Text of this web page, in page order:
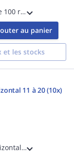
Carte vierge WMB de 100 repères au pas de 5 mm / Couleur : Blanc
au panier
et les stocks
11 à 20 (10x)
Marquage WMB Horizontal 11 à 20 (10x)